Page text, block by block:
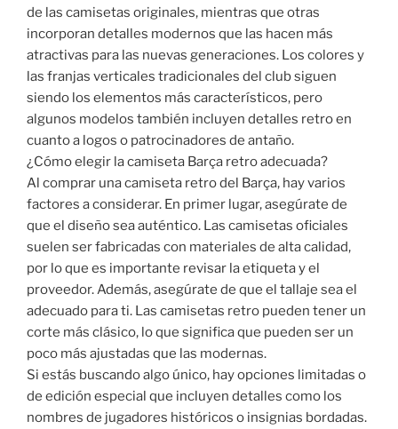
de las camisetas originales, mientras que otras
incorporan detalles modernos que las hacen más
atractivas para las nuevas generaciones. Los colores y
las franjas verticales tradicionales del club siguen
siendo los elementos más característicos, pero
algunos modelos también incluyen detalles retro en
cuanto a logos o patrocinadores de antaño.
¿Cómo elegir la camiseta Barça retro adecuada?
Al comprar una camiseta retro del Barça, hay varios
factores a considerar. En primer lugar, asegúrate de
que el diseño sea auténtico. Las camisetas oficiales
suelen ser fabricadas con materiales de alta calidad,
por lo que es importante revisar la etiqueta y el
proveedor. Además, asegúrate de que el tallaje sea el
adecuado para ti. Las camisetas retro pueden tener un
corte más clásico, lo que significa que pueden ser un
poco más ajustadas que las modernas.
Si estás buscando algo único, hay opciones limitadas o
de edición especial que incluyen detalles como los
nombres de jugadores históricos o insignias bordadas.